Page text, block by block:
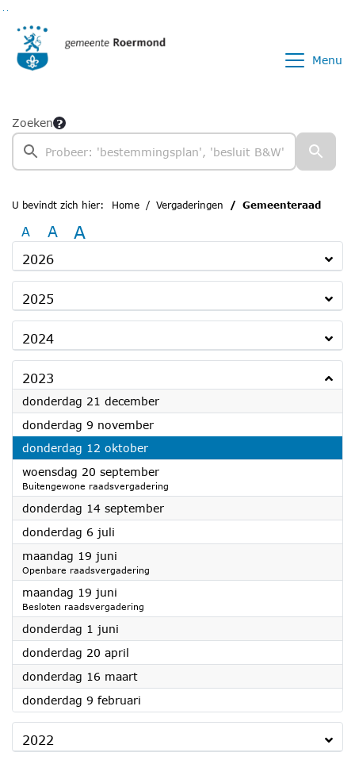
Menu
Zoeken
U bevindt zich hier: Home Vergaderingen Gemeenteraad
A A A
2026
2025
2024
2023
donderdag 21 december2023
donderdag 9 november2023
donderdag 12 oktober2023
woensdag 20 september2023
Buitengewone raadsvergadering
donderdag 14 september2023
donderdag 6 juli
maandag 19 juni
Openbare raadsvergadering
maandag 19 juni
Besloten raadsvergadering
donderdag 1 juni
donderdag 20 april
donderdag 16 maart2023
donderdag 9 februari
2022